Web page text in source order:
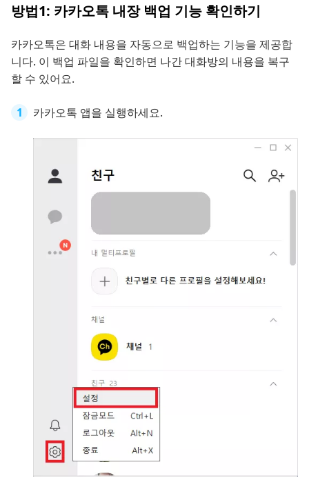
방법1: 카카오톡 내장 백업 기능 확인하기
카카오톡은 대화 내용을 자동으로 백업하는 기능을 제공합
니다. 이 백업 파일을 확인하면 나간 대화방의 내용을 복구
할 수 있어요.
카카오톡 앱을 실행하세요.